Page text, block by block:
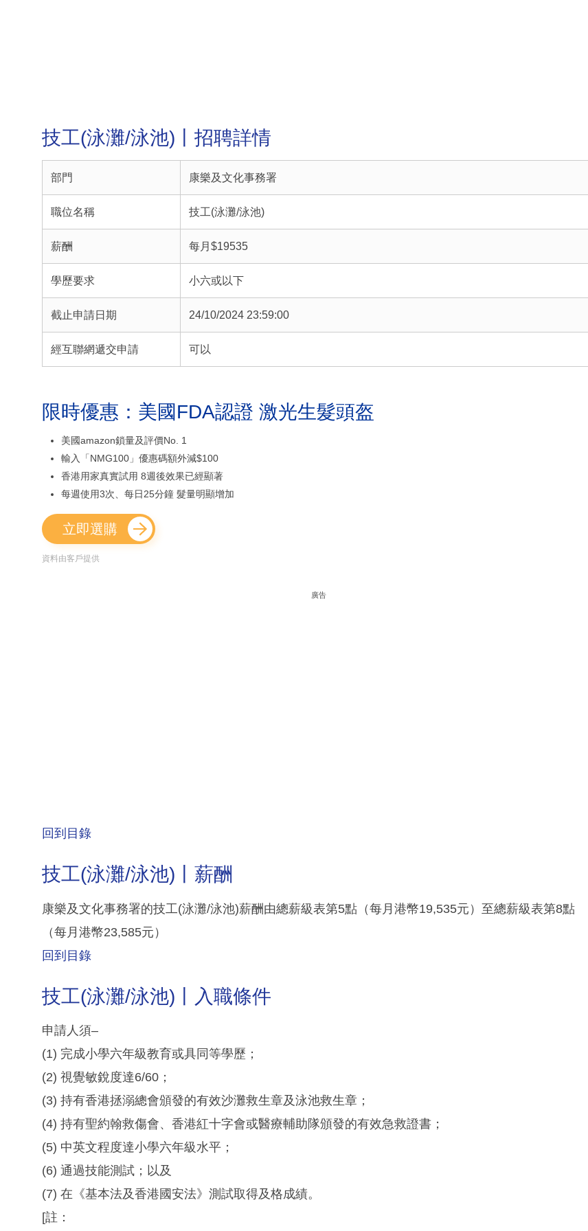
技工(泳灘/泳池)丨招聘詳情
部門 康樂及文化事務署
職位名稱 技工(泳灘/泳池)
薪酬 每月$19535
學歷要求 小六或以下
截止申請日期 24/10/2024 23:59:00
經互聯網遞交申請 可以
限時優惠：美國FDA認證 激光生髮頭盔
美國amazon鎖量及評價No. 1
輸入「NMG100」優惠碼額外減$100
香港用家真實試用 8週後效果已經顯著
每週使用3次、每日25分鐘 髮量明顯增加
立即選購
資料由客戶提供
廣告
回到目錄
技工(泳灘/泳池)丨薪酬
康樂及文化事務署的技工(泳灘/泳池)薪酬由總薪級表第5點（每月港幣19,535元）至總薪級表第8點
（每月港幣23,585元）
回到目錄
技工(泳灘/泳池)丨入職條件
申請人須–
(1) 完成小學六年級教育或具同等學歷；
(2) 視覺敏銳度達6/60；
(3) 持有香港拯溺總會頒發的有效沙灘救生章及泳池救生章；
(4) 持有聖約翰救傷會、香港紅十字會或醫療輔助隊頒發的有效急救證書；
(5) 中英文程度達小學六年級水平；
(6) 通過技能測試；以及
(7) 在《基本法及香港國安法》測試取得及格成績。
[註：